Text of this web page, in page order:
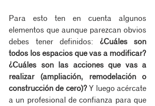
Para esto ten en cuenta algunos
elementos que aunque parezcan obvios
debes tener definidos: ¿Cuáles son
todos los espacios que vas a modificar?
¿Cuáles son las acciones que vas a
realizar (ampliación, remodelación o
construcción de cero)? Y luego acércate
a un profesional de confianza para que